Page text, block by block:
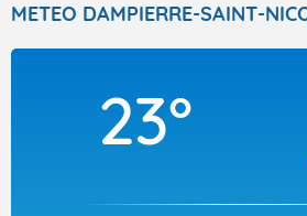
Articles
METEO DAMPIERRE-SAINT-
23°